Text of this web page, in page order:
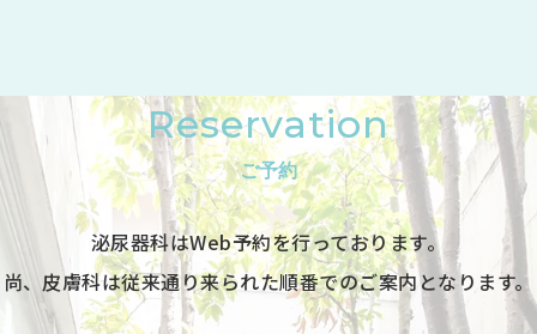
-
●
-
※1 皮膚科は第1・3・5週目のみ診療 ※受付は終了時間の30分前で
す
休診日／日曜日、祝日
Reservation
ご予約
泌尿器科はWeb予約を行っております。
尚、皮膚科は従来通り来られた順番でのご案内となります。